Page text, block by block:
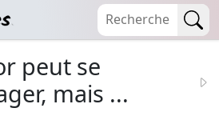
peut se
mais ...